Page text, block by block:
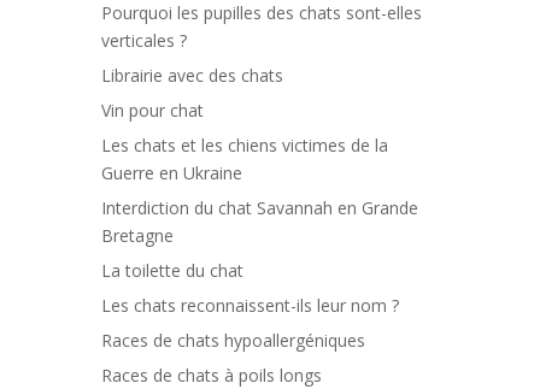
Pourquoi les pupilles des chats sont-elles
verticales ?
Librairie avec des chats
Vin pour chat
Les chats et les chiens victimes de la
Guerre en Ukraine
Interdiction du chat Savannah en Grande
Bretagne
La toilette du chat
Les chats reconnaissent-ils leur nom ?
Races de chats hypoallergéniques
Races de chats à poils longs